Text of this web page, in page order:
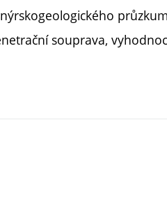
souprava,